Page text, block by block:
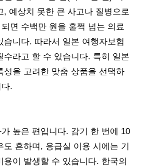
, 예상치 못한 큰 사고나 질병으로
면 수백만 원을 훌쩍 넘는 의료
습니다. 따라서 일본 여행자보험
수라고 할 수 있습니다. 특히 일본
성을 고려한 맞춤 상품을 선택하
.
높은 편입니다. 감기 한 번에 10
도 흔하며, 응급실 이용 시에는 기
용이 발생할 수 있습니다. 한국의